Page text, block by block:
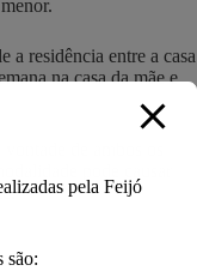
a residência entre a casa
na casa da mãe e
de ambos os
pela Feijó
são: